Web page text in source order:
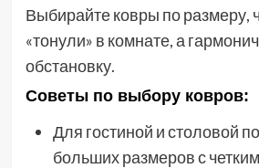
Выбирайте ковры по размеру,
«тонули» в комнате, а
обстановку.
Советы по выбору ковров:
Для гостиной и столовой
больших размеров с четким